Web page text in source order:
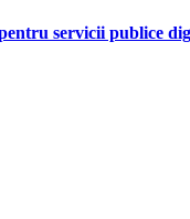
servicii publice